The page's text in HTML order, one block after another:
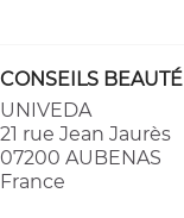
CONSEILS BEAUTÉ
UNIVEDA
21 rue Jean Jaurès
07200 AUBENAS
France